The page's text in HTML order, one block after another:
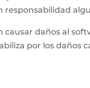
responsabilidad
causar daños al
por los daños